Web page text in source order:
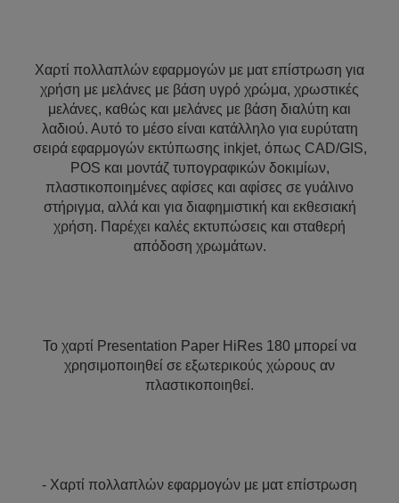
Χαρτί πολλαπλών εφαρμογών με ματ επίστρωση για
χρήση με μελάνες με βάση υγρό χρώμα, χρωστικές
μελάνες, καθώς και μελάνες με βάση διαλύτη και
λαδιού. Αυτό το μέσο είναι κατάλληλο για ευρύτατη
σειρά εφαρμογών εκτύπωσης inkjet, όπως CAD/GIS,
POS και μοντάζ τυπογραφικών δοκιμίων,
πλαστικοποιημένες αφίσες και αφίσες σε γυάλινο
στήριγμα, αλλά και για διαφημιστική και εκθεσιακή
χρήση. Παρέχει καλές εκτυπώσεις και σταθερή
απόδοση χρωμάτων.
Το χαρτί Presentation Paper HiRes 180 μπορεί να
χρησιμοποιηθεί σε εξωτερικούς χώρους αν
πλαστικοποιηθεί.
- Χαρτί πολλαπλών εφαρμογών με ματ επίστρωση